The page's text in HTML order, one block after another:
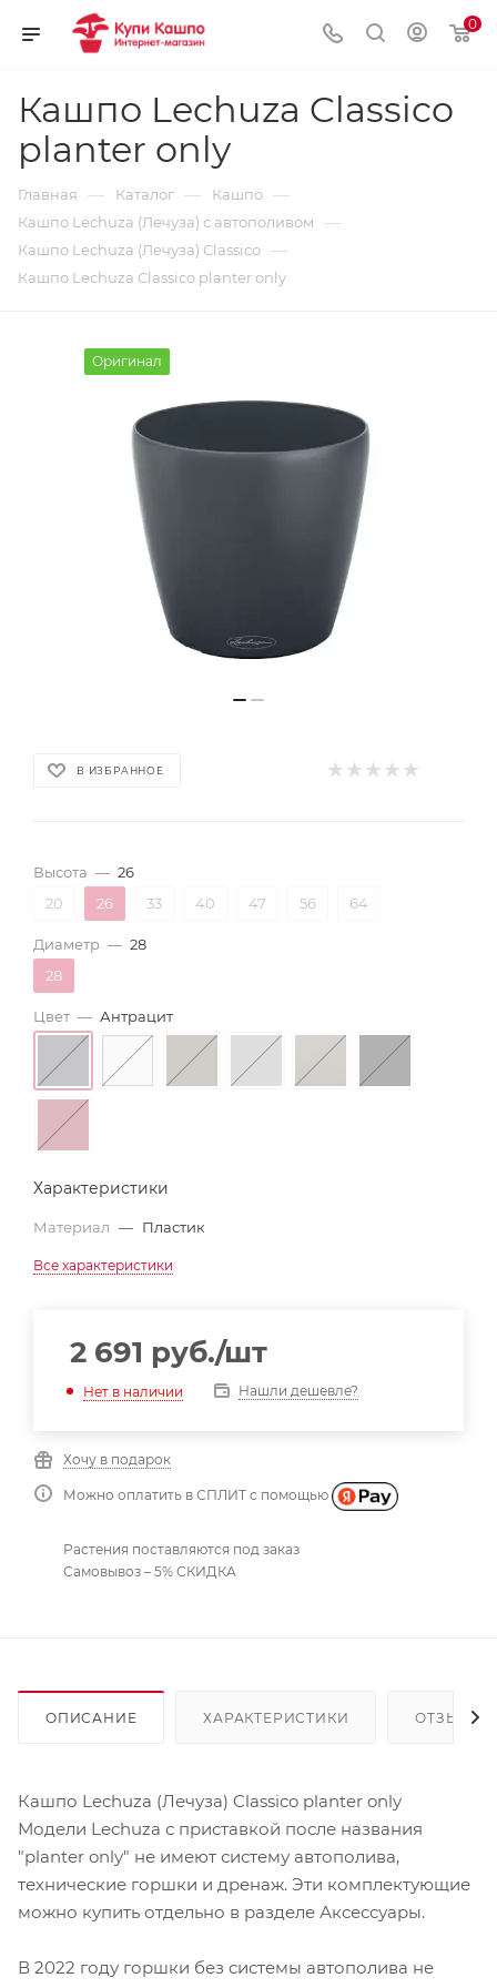
0
Кашпо Lechuza Classico
planter only
Главная — Каталог — Кашпо —
Кашпо Lechuza (Лечуза) с автополивом —
Кашпо Lechuza (Лечуза) Classico —
Кашпо Lechuza Classico planter only
Оригинал
В ИЗБРАННОЕ
Высота — 26
20
26 33 40 47 56 64
Диаметр — 28
28
Цвет — Антрацит
Характеристики
Материал — Пластик
Все характеристики
2 691 руб./шт
Нет в наличии Нашли дешевле?
Хочу в подарок
Можно оплатить в СПЛИТ с помощью
Растения поставляются под заказ
Самовывоз – 5% СКИДКА
ОПИСАНИЕ ХАРАКТЕРИСТИКИ ОТЗЫВЫ
Кашпо Lechuza (Лечуза) Classico planter only
Модели Lechuza с приставкой после названия
"planter only" не имеют систему автополива,
технические горшки и дренаж. Эти комплектующие
можно купить отдельно в разделе Аксессуары.
В 2022 году горшки без системы автополива не